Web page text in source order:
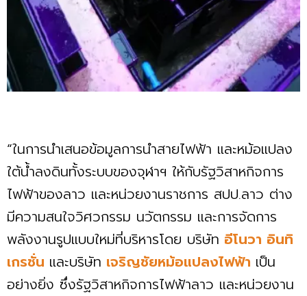
“ในการนำเสนอข้อมูลการนำสายไฟฟ้า และหม้อแปลง
ใต้น้ำลงดินทั้งระบบของจุฬาฯ ให้กับรัฐวิสาหกิจการ
ไฟฟ้าของลาว และหน่วยงานราชการ สปป.ลาว ต่าง
มีความสนใจวิศวกรรม นวัตกรรม และการจัดการ
พลังงานรูปแบบใหม่ที่บริหารโดย บริษัท อีโนวา อินทิ
เกรชั่น และบริษัท เจริญชัยหม้อแปลงไฟฟ้า เป็น
อย่างยิ่ง ซึ่งรัฐวิสาหกิจการไฟฟ้าลาว และหน่วยงาน